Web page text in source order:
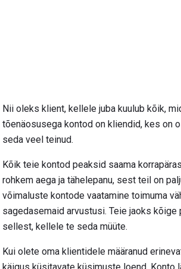
Nii oleks klient, kellele juba kuulub kõik,
tõenäosusega kontod on kliendid, kes on
seda veel teinud.
Kõik teie kontod peaksid saama
rohkem aega ja tähelepanu, sest teil on
võimaluste kontode vaatamine toimuma
sagedasemaid arvustusi. Teie jaoks
sellest, kellele te seda müüte.
Kui olete oma klientidele määranud
käigus küsitavate küsimuste loend. Konto